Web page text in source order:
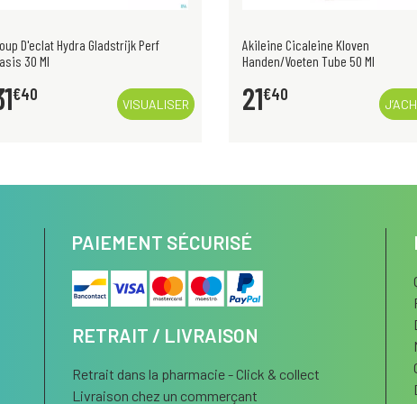
D'eclat Hydra Gladstrijk Perf
30 Ml
€40
VISUALISER
Akileine Cicaleine Kloven
Handen/Voeten Tube 50 Ml
21€40
PAIEMENT SÉCURISÉ
RETRAIT / LIVRAISON
Retrait dans la pharmacie - Click & collect
Livraison chez un commerçant